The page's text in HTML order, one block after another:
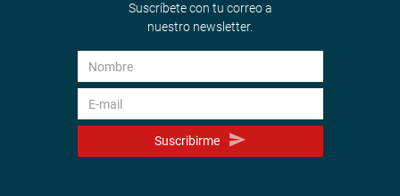
Suscríbete con tu correo a
nuestro newsletter.
Suscribirme